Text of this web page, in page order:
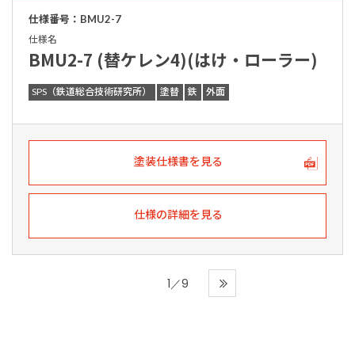
仕様番号：BMU2-7
仕様名
BMU2-7 (替ケレン4)(はけ・ローラー)
SPS（鉄道総合技術研究所） 塗替 鉄 外面
塗装仕様書を見る
仕様の詳細を見る
1／9